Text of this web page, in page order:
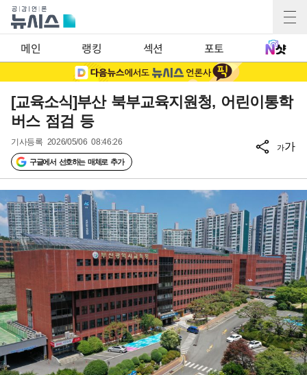
메인 랭킹 섹션 포토
[교육소식]부산 북부교육지원청, 어린이통학
버스 점검 등
기사등록 2026/05/06 08:46:26
구글에서 선호하는 매체로 추가
가가